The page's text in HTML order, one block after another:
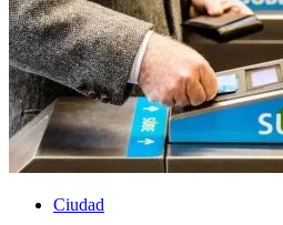
Ciudad